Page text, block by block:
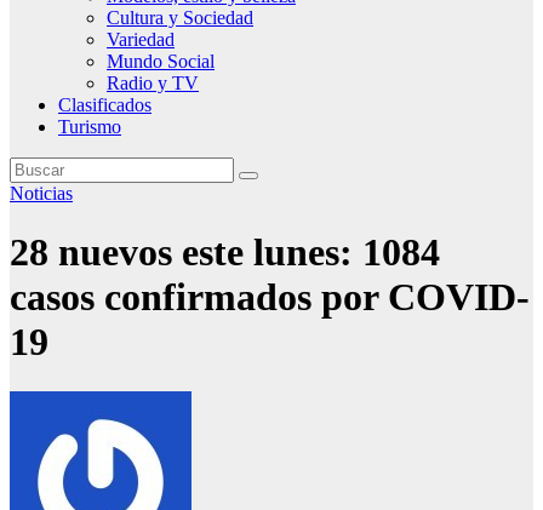
Cultura y Sociedad
Variedad
Mundo Social
Radio y TV
Clasificados
Turismo
Noticias
28 nuevos este lunes: 1084
casos confirmados por COVID-
19